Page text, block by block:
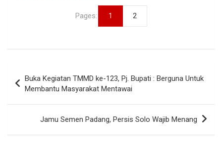
Pages: 1 2
pos
Buka Kegiatan TMMD ke-123, Pj. Bupati : Berguna Untuk
Membantu Masyarakat Mentawai
Jamu Semen Padang, Persis Solo Wajib Menang